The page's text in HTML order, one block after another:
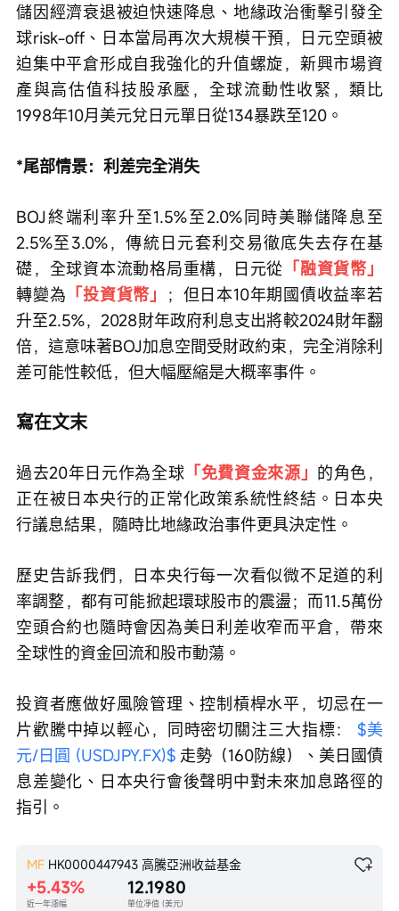
儲因經濟衰退被迫快速降息、地緣政治衝擊引發全
球risk-off、日本當局再次大規模干預，日元空頭被
迫集中平倉形成自我強化的升值螺旋，新興市場資
產與高估值科技股承壓，全球流動性收緊，類比
1998年10月美元兌日元單日從134暴跌至120。
*尾部情景：利差完全消失
BOJ終端利率升至1.5%至2.0%同時美聯儲降息至
2.5%至3.0%，傳統日元套利交易徹底失去存在基
礎，全球資本流動格局重構，日元從 「融資貨幣」
轉變為 「投資貨幣」
；但日本10年期國債收益率若
升至2.5%，2028財年政府利息支出將較2024財年翻
倍，這意味著BOJ加息空間受財政約束，完全消除利
差可能性較低，但大幅壓縮是大概率事件。
寫在文末
過去20年日元作為全球 「免費資金來源」 的角色，
正在被日本央行的正常化政策系統性終結。日本央
行議息結果，隨時比地緣政治事件更具決定性。
歷史告訴我們，日本央行每一次看似微不足道的利
率調整，都有可能掀起環球股市的震盪；而11.5萬份
空頭合約也隨時會因為美日利差收窄而平倉，帶來
全球性的資金回流和股市動蕩。
投資者應做好風險管理、控制槓桿水平，切忌在一
片歡騰中掉以輕心，同時密切關注三大指標： $美
元/日圓 (USDJPY.FX)$ 走勢（160防線）、美日國債
息差變化、日本央行會後聲明中對未來加息路徑的
指引。
MF HK0000447943 高騰亞洲收益基金
+5.43%
近一年漲幅
12.1980
單位凈值 (美元)